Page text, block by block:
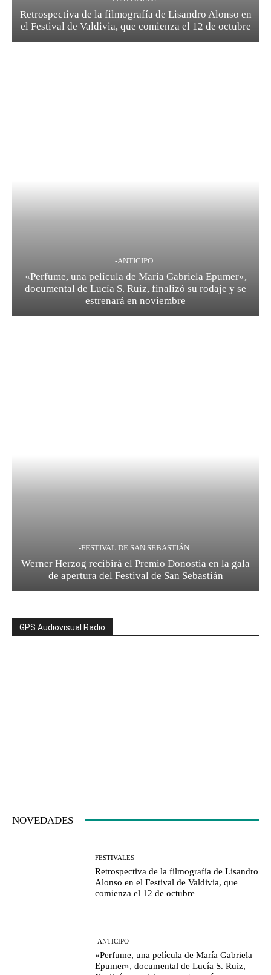
Retrospectiva de la filmografía de Lisandro Alonso en
el Festival de Valdivia, que comienza el 12 de octubre
-ANTICIPO
«Perfume, una película de María Gabriela Epumer»,
documental de Lucía S. Ruiz, finalizó su rodaje y se
estrenará en noviembre
-FESTIVAL DE SAN SEBASTIÁN
Werner Herzog recibirá el Premio Donostia en la gala
de apertura del Festival de San Sebastián
GPS Audiovisual Radio
NOVEDADES
FESTIVALES
Retrospectiva de la filmografía de Lisandro
Alonso en el Festival de Valdivia, que
comienza el 12 de octubre
-ANTICIPO
«Perfume, una película de María Gabriela
Epumer», documental de Lucía S. Ruiz,